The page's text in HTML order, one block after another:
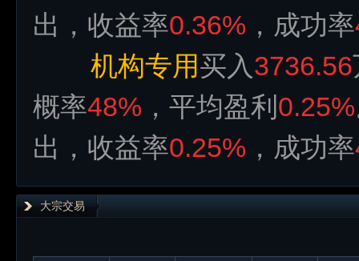
出，收益率0.36% ，成功率
机构专用买入3736.56
概率48% ，平均盈利 0.25%
出，收益率0.25% ，成功率
大宗交易